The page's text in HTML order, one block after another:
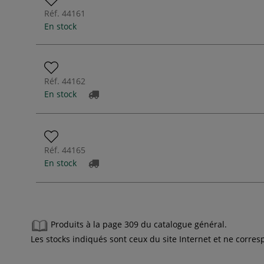
Réf. 44161
En stock
Réf. 44162
En stock
Réf. 44165
En stock
Produits à la page 309 du catalogue général.
Les stocks indiqués sont ceux du site Internet et ne